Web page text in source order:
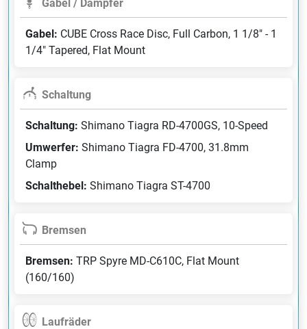
Gabel / Dämpfer
Gabel: CUBE Cross Race Disc, Full Carbon, 1 1/8" - 1
1/4" Tapered, Flat Mount
Schaltung
Schaltung: Shimano Tiagra RD-4700GS, 10-Speed
Umwerfer: Shimano Tiagra FD-4700, 31.8mm
Clamp
Schalthebel: Shimano Tiagra ST-4700
Bremsen
Bremsen: TRP Spyre MD-C610C, Flat Mount
(160/160)
Laufräder